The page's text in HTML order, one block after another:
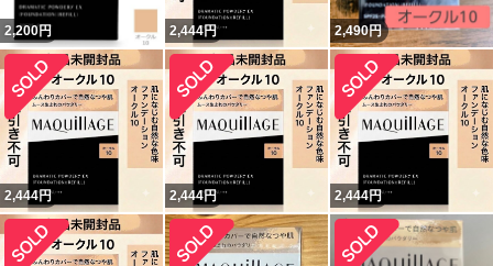
2,200円 2,444円 2,490円
2,444円 2,444円 2,444円